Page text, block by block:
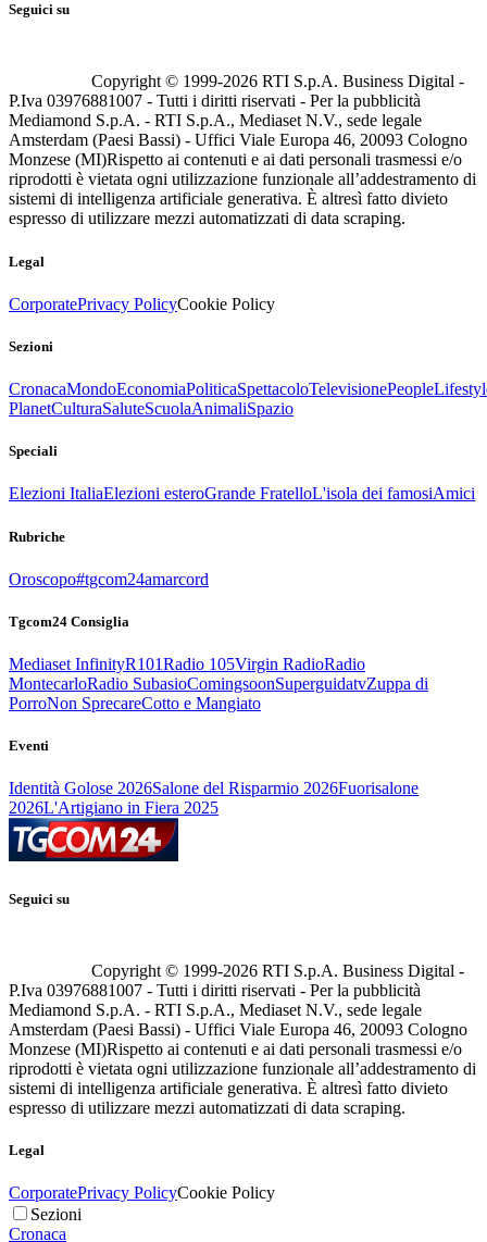
Seguici su
Copyright © 1999-2026 RTI S.p.A. Business Digital -
P.Iva 03976881007 - Tutti i diritti riservati - Per la pubblicità
Mediamond S.p.A. - RTI S.p.A., Mediaset N.V., sede legale
Amsterdam (Paesi Bassi) - Uffici Viale Europa 46, 20093 Cologno
Monzese (MI)Rispetto ai contenuti e ai dati personali trasmessi e/o
riprodotti è vietata ogni utilizzazione funzionale all’addestramento di
sistemi di intelligenza artificiale generativa. È altresì fatto divieto
espresso di utilizzare mezzi automatizzati di data scraping.
Legal
CorporatePrivacy PolicyCookie Policy
Sezioni
CronacaMondoEconomiaPoliticaSpettacoloTelevisionePeople
PlanetCulturaSaluteScuolaAnimaliSpazio
Speciali
Elezioni ItaliaElezioni esteroGrande FratelloL'isola dei famosiAmici
Rubriche
Oroscopo#tgcom24amarcord
Tgcom24 Consiglia
Mediaset InfinityR101Radio 105Virgin RadioRadio
MontecarloRadio SubasioComingsoonSuperguidatvZuppa di
PorroNon SprecareCotto e Mangiato
Eventi
Identità Golose 2026Salone del Risparmio 2026Fuorisalone
2026L'Artigiano in Fiera 2025
Seguici su
Copyright © 1999-2026 RTI S.p.A. Business Digital -
P.Iva 03976881007 - Tutti i diritti riservati - Per la pubblicità
Mediamond S.p.A. - RTI S.p.A., Mediaset N.V., sede legale
Amsterdam (Paesi Bassi) - Uffici Viale Europa 46, 20093 Cologno
Monzese (MI)Rispetto ai contenuti e ai dati personali trasmessi e/o
riprodotti è vietata ogni utilizzazione funzionale all’addestramento di
sistemi di intelligenza artificiale generativa. È altresì fatto divieto
espresso di utilizzare mezzi automatizzati di data scraping.
Legal
CorporatePrivacy PolicyCookie Policy
Sezioni
Cronaca